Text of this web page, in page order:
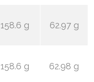
158.6 g 62.97 g
158.6 g 62.98 g